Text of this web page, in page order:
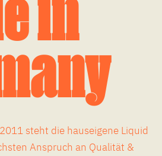
steht die hauseigene Liquid
Anspruch an Qualität &